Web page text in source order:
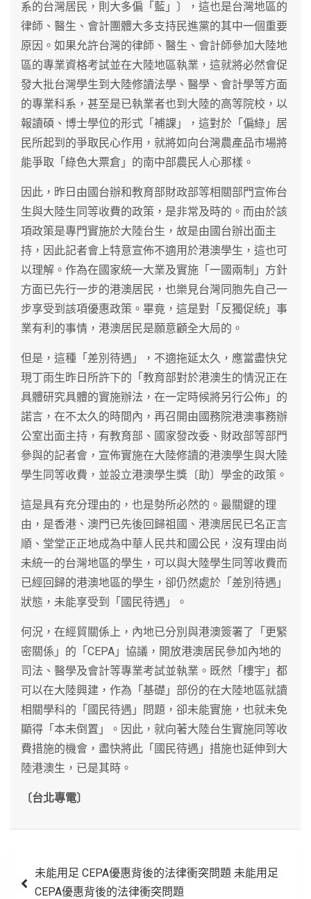
系的台灣居民，則大多偏「藍」〕，這也是台灣地區的
律師、醫生、會計團體大多支持民進黨的其中一個重要
原因。如果允許台灣的律師、醫生、會計師參加大陸地
區的專業資格考試並在大陸地區執業，這就將必然會促
發大批台灣學生到大陸修讀法學、醫學、會計學等方面
的專業科系，甚至是已執業者也到大陸的高等院校，以
報讀碩、博士學位的形式「補課」，這對於「偏綠」居
民所起到的爭取民心作用，就將如向台灣農產品市場將
能爭取「綠色大票倉」的南中部農民人心那樣。
因此，昨日由國台辦和教育部財政部等相關部門宣佈台
生與大陸生同等收費的政策，是非常及時的。而由於該
項政策是專門實施於大陸台生，故是由國台辦出面主
持，因此記者會上特意宣佈不適用於港澳學生，這也可
以理解。作為在國家統一大業及實施「一國兩制」方針
方面已先行一步的港澳居民，也樂見台灣同胞先自己一
步享受到該項優惠政策。畢竟，這是對「反獨促統」事
業有利的事情，港澳居民是願意顧全大局的。
但是，這種「差別待遇」，不適拖延太久，應當盡快兌
現丁雨生昨日所許下的「教育部對於港澳生的情況正在
具體研究具體的實施辦法，在一定時候將另行公佈」的
諾言，在不太久的時間內，再召開由國務院港澳事務辦
公室出面主持，有教育部、國家發改委、財政部等部門
參與的記者會，宣佈實施在大陸修讀的港澳學生與大陸
學生同等收費，並設立港澳學生獎〔助〕學金的政策。
這是具有充分理由的，也是勢所必然的。最關鍵的理
由，是香港、澳門已先後回歸祖國、港澳居民已名正言
順、堂堂正正地成為中華人民共和國公民，沒有理由尚
未統一的台灣地區的學生，可以與大陸學生同等收費而
已經回歸的港澳地區的學生，卻仍然處於「差別待遇」
狀態，未能享受到「國民待遇」。
何況，在經貿關係上，內地已分別與港澳簽署了「更緊
密關係」的「CEPA」協議，開放港澳居民參加內地的
司法、醫學及會計等專業考試並執業。既然「樓宇」都
可以在大陸興建，作為「基礎」部份的在大陸地區就讀
相關學科的「國民待遇」問題，卻未能實施，也就未免
顯得「本未倒置」。因此，就向著大陸台生實施同等收
費措施的機會，盡快將此「國民待遇」措施也延伸到大
陸港澳生，已是其時。
〔台北專電〕
章 未能用足 CEPA優惠背後的法律衝突問題 未能用足
CEPA優惠背後的法律衝突問題